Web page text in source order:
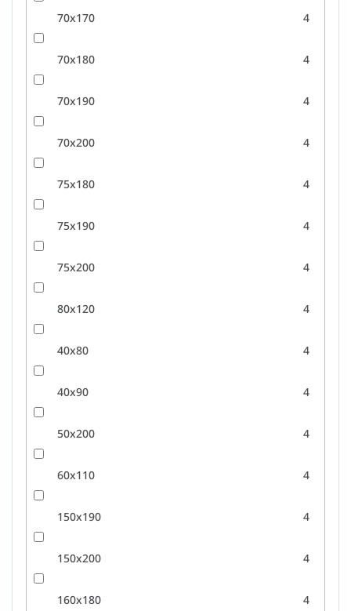
70x170 4
70x180 4
70x190 4
70x200 4
75x180 4
75x190 4
75x200 4
80x120 4
40x80 4
40x90 4
50x200 4
60x110 4
150x190 4
150x200 4
160x180 4